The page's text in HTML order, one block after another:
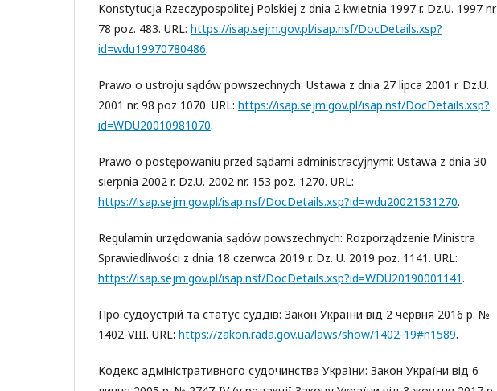
Konstytucja Rzeczypospolitej Polskiej z dnia 2 kwietnia 1997 r. Dz.U. 1997 nr
78 poz. 483. URL: https://isap.sejm.gov.pl/isap.nsf/DocDetails.xsp?
id=wdu19970780486.
Prawo o ustroju sądów powszechnych: Ustawa z dnia 27 lipca 2001 r. Dz.U.
2001 nr. 98 poz 1070. URL: https://isap.sejm.gov.pl/isap.nsf/DocDetails.xsp?
id=WDU20010981070.
Prawo o postępowaniu przed sądami administracyjnymi: Ustawa z dnia 30
sierpnia 2002 r. Dz.U. 2002 nr. 153 poz. 1270. URL:
https://isap.sejm.gov.pl/isap.nsf/DocDetails.xsp?id=wdu20021531270.
Regulamin urzędowania sądów powszechnych: Rozporządzenie Ministra
Sprawiedliwości z dnia 18 czerwca 2019 r. Dz. U. 2019 poz. 1141. URL:
https://isap.sejm.gov.pl/isap.nsf/DocDetails.xsp?id=WDU20190001141.
Про судоустрій та статус суддів: Закон України від 2 червня 2016 р. №
1402-VIII. URL: https://zakon.rada.gov.ua/laws/show/1402-19#n1589.
Кодекс адміністративного судочинства України: Закон України від 6